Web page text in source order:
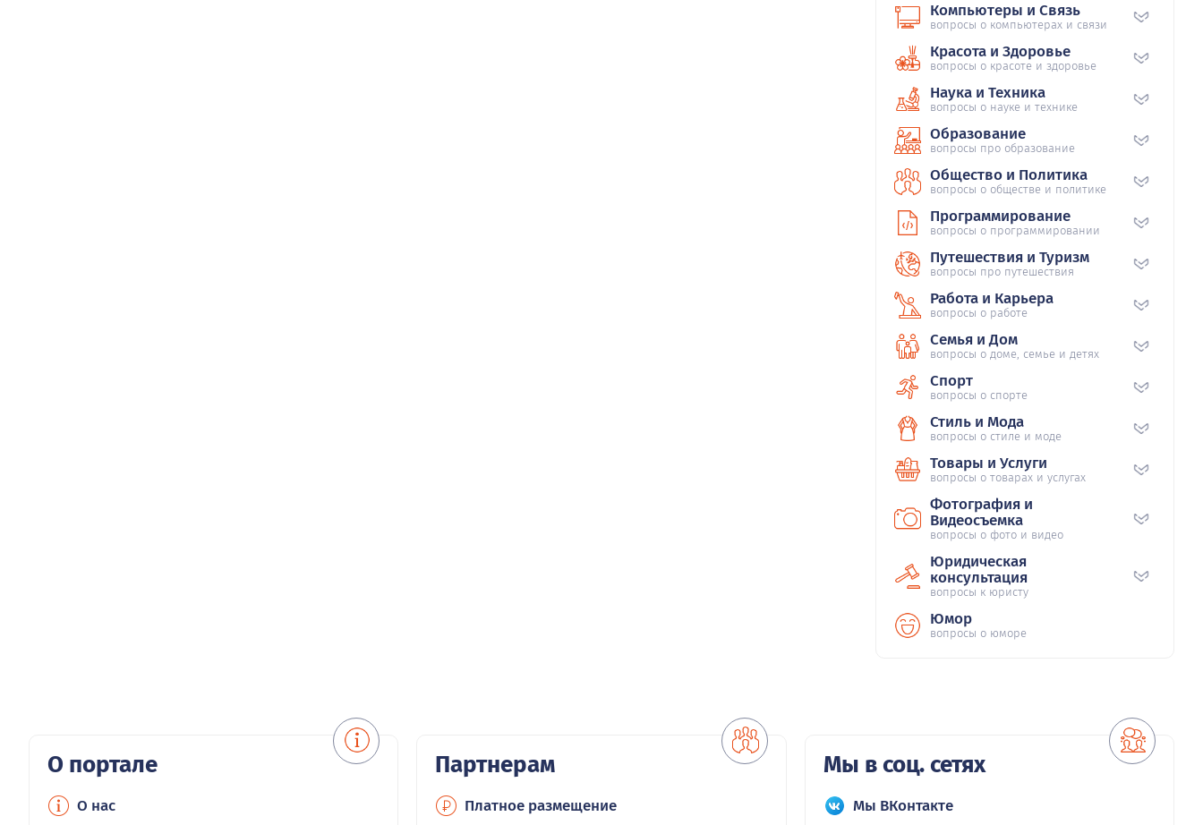
Компьютеры и Связь
вопросы о компьютерах и связи
Красота и Здоровье
вопросы о красоте и здоровье
Наука и Техника
вопросы о науке и технике
Образование
вопросы про образование
Общество и Политика
вопросы о обществе и политике
Программирование
вопросы о программировании
Путешествия и Туризм
вопросы про путешествия
Работа и Карьера
вопросы о работе
Семья и Дом
вопросы о доме, семье и детях
Спорт
вопросы о спорте
Стиль и Мода
вопросы о стиле и моде
Товары и Услуги
вопросы о товарах и услугах
Фотография и
Видеосъемка
вопросы о фото и видео
Юридическая
консультация
вопросы к юристу
Юмор
вопросы о юморе
О портале
О нас
Партнерам
Платное размещение
Мы в соц. сетях
Мы ВКонтакте